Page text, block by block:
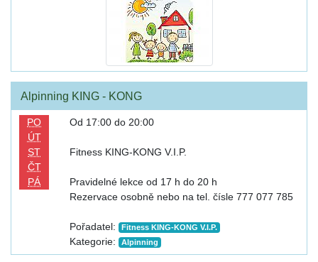
Alpinning KING - KONG
PO
ÚT
ST
ČT
PÁ
Od 17:00 do 20:00
Fitness KING-KONG V.I.P.
Pravidelné lekce od 17 h do 20 h
Rezervace osobně nebo na tel. čísle 777 077 785
Pořadatel: Fitness KING-KONG V.I.P.
Kategorie: Alpinning